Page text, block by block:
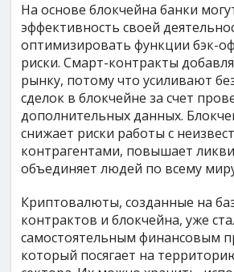
На основе блокчейна банки
эффективность своей
оптимизировать функции бэк-
риски. Смарт-контракты
рынку, потому что усиливают
сделок в блокчейне за счет
дополнительных данных.
снижает риски работы с
контрагентами, повышает
объединяет людей по всему
Криптовалюты, созданные на
контрактов и блокчейна, уже
самостоятельным финансовым
который посягает на